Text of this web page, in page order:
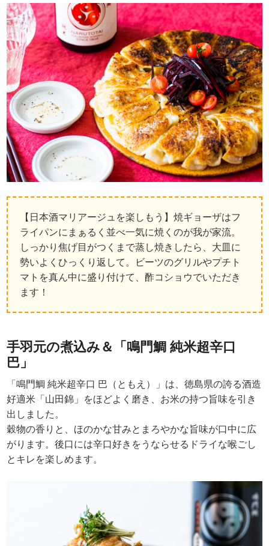
【日本酒マリアージュを楽しもう】焼ギョーザはフ
ライパンにまぁるく並べ一気に焼くのが我が家流。
しっかり焦げ目がつくまで蒸し焼きしたら、大皿に
勢いよくひっくり返して。ビーツのグリルやプチト
マトを真ん中に盛り付けて、酢コショウでいただき
ます！
手羽元の煮込み＆「鳴門鯛 純米超辛口
巴」
「鳴門鯛 純米超辛口 巴（ともえ）」は、徳島県の誇る酒造
好適米「山田錦」をほどよく磨き、お米の持つ旨味を引き
出しました。
穀物の香りと、ほのかな甘みとまろやかな旨味が口中に広
がります。後口には辛口好きをうならせるドライな喉ごし
とキレを楽しめます。